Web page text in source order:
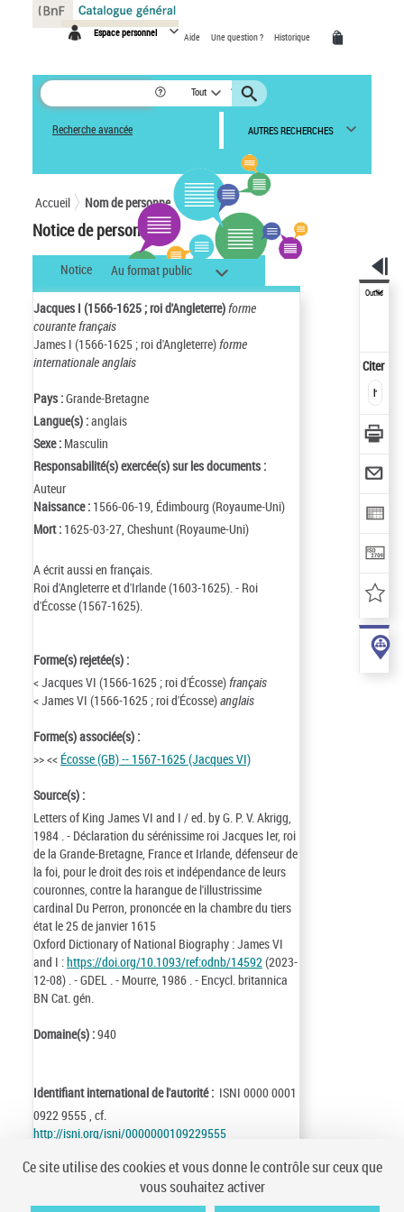
Espace personnel Aide Une question ? Historique
Tout
Recherche avancée AUTRES RECHERCHES
Accueil Nom de personne
Notice de personne
Notice Au format public
Jacques I (1566-1625 ; roi d'Angleterre)forme
courante français
James I (1566-1625 ; roi d'Angleterre)forme
internationale anglais
Pays :Grande-Bretagne
Langue(s) :anglais
Sexe : Masculin
Responsabilité(s) exercée(s) sur les documents :
Auteur
Naissance : 1566-06-19, Édimbourg (Royaume-Uni)
Mort : 1625-03-27, Cheshunt (Royaume-Uni)
A écrit aussi en français.
Roi d'Angleterre et d'Irlande (1603-1625). - Roi
d'Écosse (1567-1625).
Forme(s) rejetée(s) :
< Jacques VI (1566-1625 ; roi d'Écosse)français
< James VI (1566-1625 ; roi d'Écosse)anglais
Forme(s) associée(s) :
>> << Écosse (GB) -- 1567-1625 (Jacques VI)
Source(s) :
Letters of King James VI and I / ed. by G. P. V. Akrigg,
1984 . - Déclaration du sérénissime roi Jacques Ier, roi
de la Grande-Bretagne, France et Irlande, défenseur de
la foi, pour le droit des rois et indépendance de leurs
couronnes, contre la harangue de l'illustrissime
cardinal Du Perron, prononcée en la chambre du tiers
état le 25 de janvier 1615
Oxford Dictionary of National Biography : James VI
and I :https://doi.org/10.1093/ref:odnb/14592(2023-
12-08) . - GDEL . - Mourre, 1986 . - Encycl. britannica
BN Cat. gén.
Domaine(s) :940
Identifiant international de l'autorité : ISNI 0000 0001
0922 9555 , cf.
http://isni.org/isni/0000000109229555
Notice n° :FRBNF11930419
Mise à jour :23/12/08
Outils
Citer
Panneau de gestion des cookies
Ce site utilise des cookies et vous donne le contrôle sur ceux que
vous souhaitez activer